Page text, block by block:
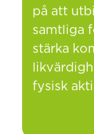
på att
samtliga
stärka
fysisk